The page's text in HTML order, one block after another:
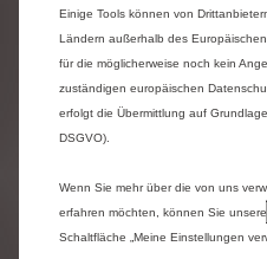
Heck-Kipper
Einige Tools können von
Ländern außerhalb des
für die möglicherweise noch kein
zuständigen europäischen
erfolgt die Übermittlung auf
DSGVO).
Wenn Sie mehr über die von uns
erfahren möchten, können Sie unsere
Schaltfläche „Meine Einstellungen